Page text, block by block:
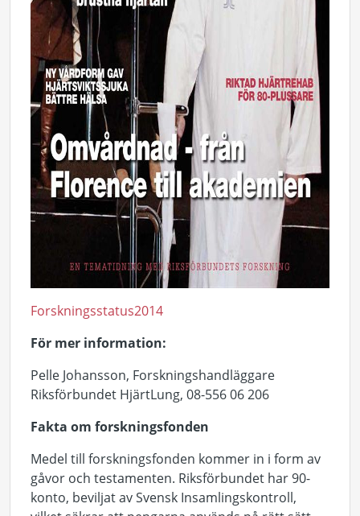
Forskningsstatus2014
För mer information:
Pelle Johansson, Forskningshandläggare
Riksförbundet HjärtLung, 08-556 06 206
Fakta om forskningsfonden
Medel till forskningsfonden kommer in i form av
gåvor och testamenten. Riksförbundet har 90-
konto, beviljat av Svensk Insamlingskontroll,